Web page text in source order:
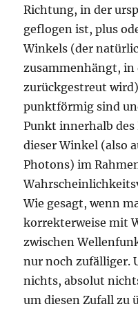
Richtung, in der
geflogen ist, plus
Winkels (der
zusammenhängt, in
zurückgestreut
punktförmig sind
Punkt innerhalb
dieser Winkel (also
Photons) im
Wie gesagt, wenn
korrekterweise mit
zwischen
nur noch zufälliger.
nichts, absolut
um diesen Zufall zu